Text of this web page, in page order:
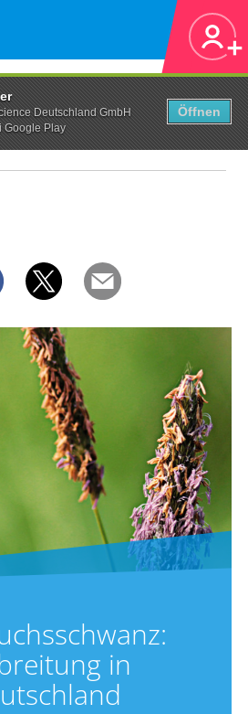
Deutschland GmbH
Google Play
Öffnen
in